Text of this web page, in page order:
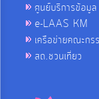
ศูนย์บริการข้อมู
e-LAAS KM
เครือข่ายคณะก
สถ.ชวนเที่ยว